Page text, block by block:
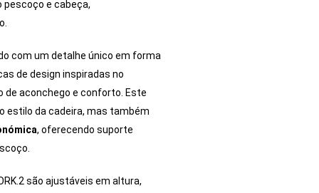
pescoço e cabeça,
com um detalhe único em forma
de design inspiradas no
de aconchego e conforto. Este
estilo da cadeira, mas também
, oferecendo suporte
são ajustáveis em altura,